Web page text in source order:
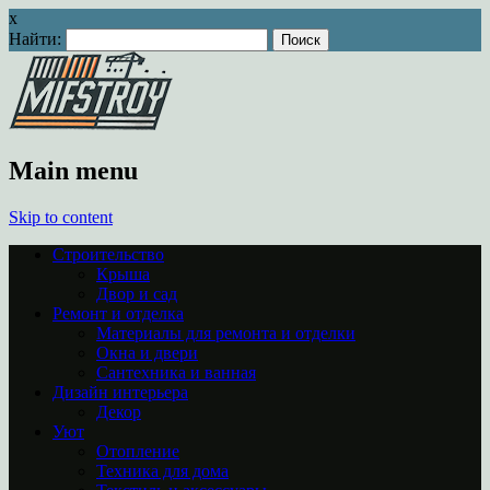
x
Найти:
Main menu
Skip to content
Строительство
Крыша
Двор и сад
Ремонт и отделка
Материалы для ремонта и отделки
Окна и двери
Сантехника и ванная
Дизайн интерьера
Декор
Уют
Отопление
Техника для дома